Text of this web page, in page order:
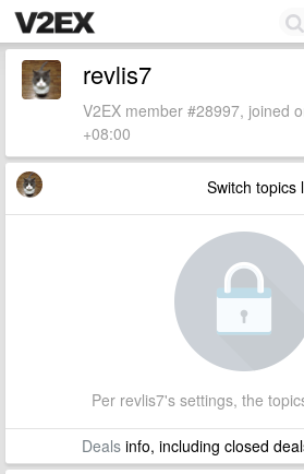
revlis7
V2EX member #28997, joined
+08:00
Switch topics
Per revlis7's settings, the
Dealsinfo, including closed